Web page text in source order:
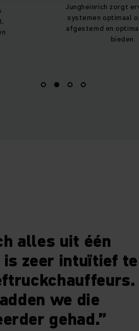
Jungheinrich zorgt
systemen optimaal
afgestemd en
bieden.
alles uit één
is zeer intuïtief te
we die
gehad.”